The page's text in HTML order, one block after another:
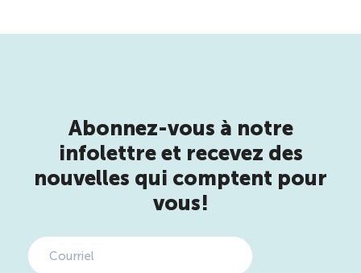
Abonnez-vous à notre
infolettre et recevez des
nouvelles qui comptent pour
vous!